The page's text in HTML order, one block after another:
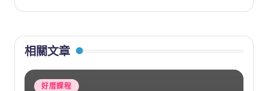
相關文章
Posted
好厝課程